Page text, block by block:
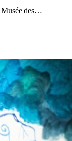
Musée des…